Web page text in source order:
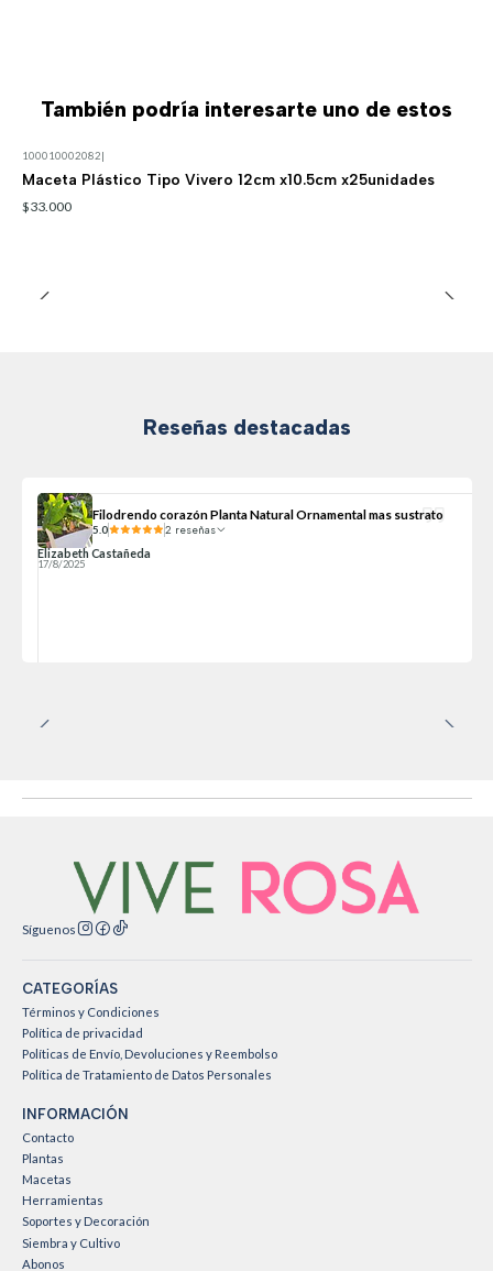
También podría interesarte uno de estos
100010002082|
Maceta Plástico Tipo Vivero 12cm x10.5cm x25unidades
$33.000
Reseñas destacadas
Filodrendo corazón Planta Natural Ornamental mas sustrato
5.0 2 reseñas
Elizabeth Castañeda
17/8/2025
Síguenos
CATEGORÍAS
Términos y Condiciones
Política de privacidad
Políticas de Envío, Devoluciones y Reembolso
Política de Tratamiento de Datos Personales
INFORMACIÓN
Contacto
Plantas
Macetas
Herramientas
Soportes y Decoración
Siembra y Cultivo
Abonos